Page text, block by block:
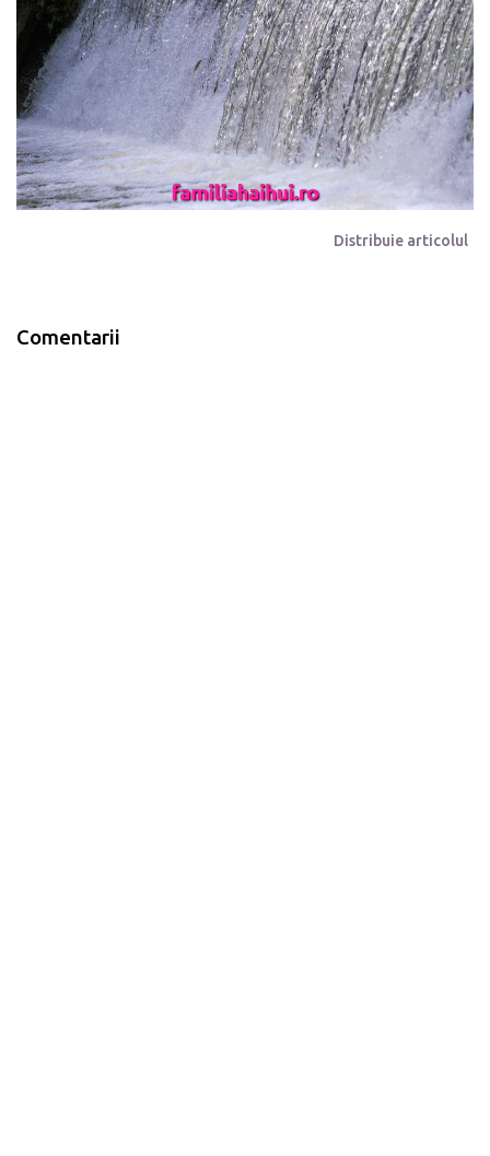
Distribuie articolul
Comentarii